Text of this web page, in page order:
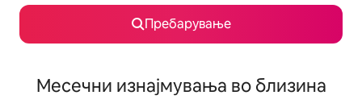
Пребарување
Месечни изнајмувања во близина